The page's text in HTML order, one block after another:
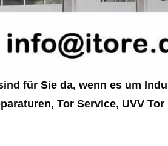
für Sie da, wenn es um
Tor Service, UVV